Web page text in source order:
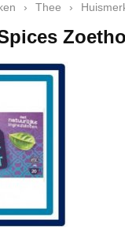
› Thee ›